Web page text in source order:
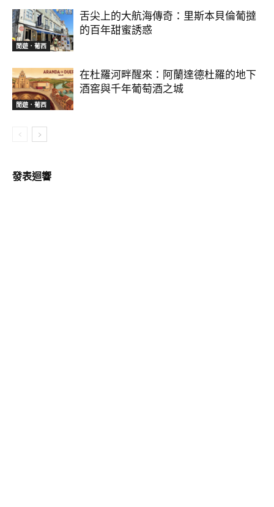
閒遊．葡西
舌尖上的大航海傳奇：里斯本貝倫葡撻
的百年甜蜜誘惑
閒遊．葡西
在杜羅河畔醒來：阿蘭達德杜羅的地下
酒窖與千年葡萄酒之城
發表迴響